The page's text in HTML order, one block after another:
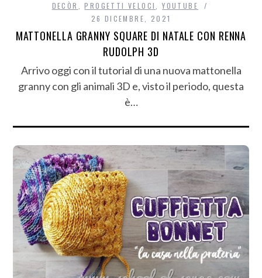
DECÒR ,PROGETTI VELOCI ,YOUTUBE
26 DICEMBRE, 2021
MATTONELLA GRANNY SQUARE DI NATALE CON RENNA
RUDOLPH 3D
Arrivo oggi con il tutorial di una nuova mattonella
granny con gli animali 3D e, visto il periodo, questa
è…